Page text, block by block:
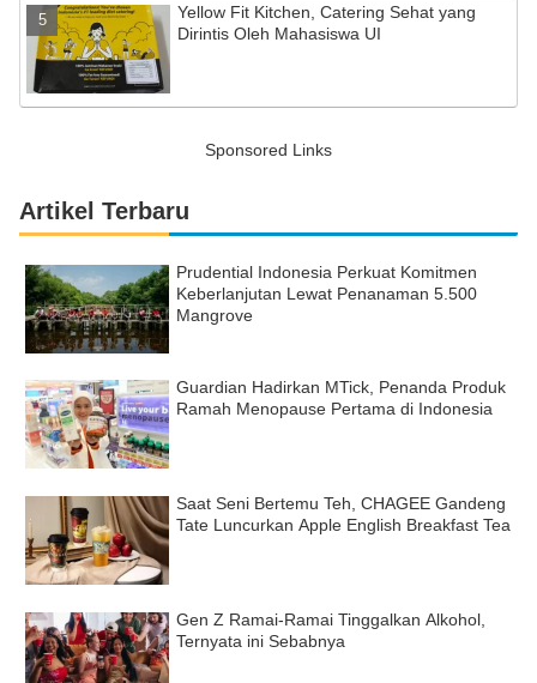
Yellow Fit Kitchen, Catering Sehat yang
Dirintis Oleh Mahasiswa UI
Sponsored Links
Artikel Terbaru
Prudential Indonesia Perkuat Komitmen
Keberlanjutan Lewat Penanaman 5.500
Mangrove
Guardian Hadirkan MTick, Penanda Produk
Ramah Menopause Pertama di Indonesia
Saat Seni Bertemu Teh, CHAGEE Gandeng
Tate Luncurkan Apple English Breakfast Tea
Gen Z Ramai-Ramai Tinggalkan Alkohol,
Ternyata ini Sebabnya